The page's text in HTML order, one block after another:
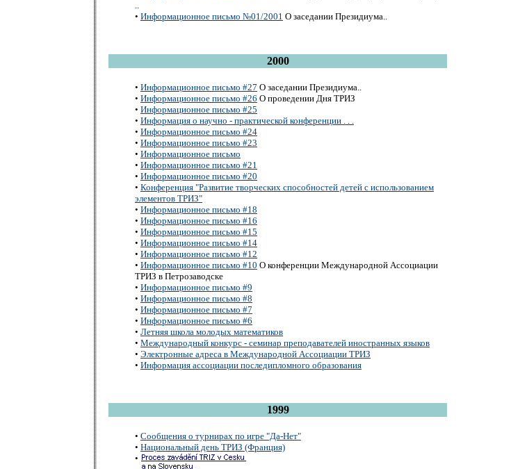
• Информационное письмо №01/2001 О заседании Президиума..
2000
• Информационное письмо #27 О заседании Президиума..
• Информационное письмо #26 О проведении Дня ТРИЗ
• Информационное письмо #25
• Информация о научно - практической конференции . . .
• Информационное письмо #24
• Информационное письмо #23
• Информационное письмо
• Информационное письмо #21
• Информационное письмо #20
• Конференция "Развитие творческих способностей детей с использованием
элементов ТРИЗ"
• Информационное письмо #18
• Информационное письмо #16
• Информационное письмо #15
• Информационное письмо #14
• Информационное письмо #12
• Информационное письмо #10 О конференции Международной Ассоциации
ТРИЗ в Петрозаводске
• Информационное письмо #9
• Информационное письмо #8
• Информационное письмо #7
• Информационное письмо #6
• Летняя школа молодых математиков
• Международный конкурс - семинар преподавателей иностранных языков
• Электронные адреса в Международной Ассоциации ТРИЗ
• Информация ассоциации последипломного образования
1999
• Сообщения о турнирах по игре "Да-Нет"
• Национальный день ТРИЗ (Франция)
•